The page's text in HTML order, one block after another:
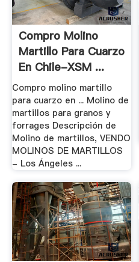
Compro Molino
Martillo Para Cuarzo
En Chile-XSM ...
Compro molino martillo
para cuarzo en ... Molino de
martillos para granos y
forrages Descripción de
Molino de martillos, VENDO
MOLINOS DE MARTILLOS
- Los Ángeles ...